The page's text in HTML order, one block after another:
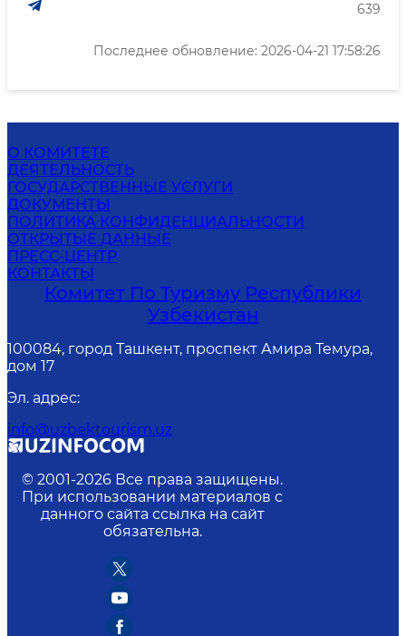
639
Последнее обновление: 2026-04-21 17:58:26
О КОМИТЕТЕ
ДЕЯТЕЛЬНОСТЬ
ГОСУДАРСТВЕННЫЕ УСЛУГИ
ДОКУМЕНТЫ
ПОЛИТИКА КОНФИДЕНЦИАЛЬНОСТИ
ОТКРЫТЫЕ ДАННЫЕ
ПРЕСС-ЦЕНТР
КОНТАКТЫ
Комитет По Туризму Республики
Узбекистан
100084, город Ташкент, проспект Амира Темура,
дом 17
Эл. адрес:
info@uzbektourism.uz
© 2001-2026 Все права защищены.
При использовании материалов с
данного сайта ссылка на сайт
обязательна.